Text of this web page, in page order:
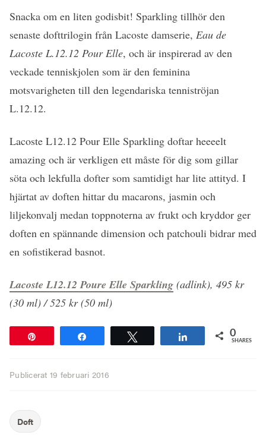
Snacka om en liten godisbit! Sparkling tillhör den
senaste dofttrilogin från Lacoste damserie, Eau de
Lacoste L.12.12 Pour Elle, och är inspirerad av den
veckade tenniskjolen som är den feminina
motsvarigheten till den legendariska tenniströjan
L.12.12.
Lacoste L12.12 Pour Elle Sparkling doftar heeeelt
amazing och är verkligen ett måste för dig som gillar
söta och lekfulla dofter som samtidigt har lite attityd. I
hjärtat av doften hittar du macarons, jasmin och
liljekonvalj medan toppnoterna av frukt och kryddor ger
doften en spännande dimension och patchouli bidrar med
en sofistikerad basnot.
Lacoste L12.12 Poure Elle Sparkling (adlink), 495 kr
(30 ml) / 525 kr (50 ml)
Share 0
SHARES
Publicerat 19 februari 2016